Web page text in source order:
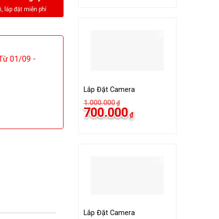
Lắp Đặt Camera
1.000.000 ₫
Giá
gốc
700.000 ₫hiện
tại
Lắp Đặt Camera
01/09 -